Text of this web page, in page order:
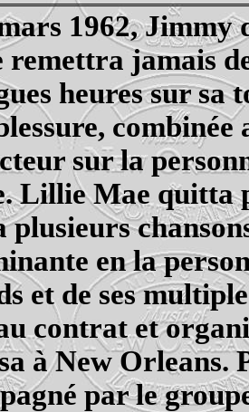
1962, Jimmy
remettra jamais
heures sur sa
combinée
sur la
LillieMae quitta
plusieurs
en la
et de ses
contrat et
à NewOrleans.
par le